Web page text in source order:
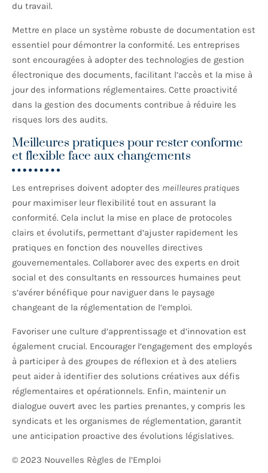
du travail.
Mettre en place un système robuste de documentation est
essentiel pour démontrer la conformité. Les entreprises
sont encouragées à adopter des technologies de gestion
électronique des documents, facilitant l’accès et la mise à
jour des informations réglementaires. Cette proactivité
dans la gestion des documents contribue à réduire les
risques lors des audits.
Meilleures pratiques pour rester conforme
et flexible face aux changements
Les entreprises doivent adopter des meilleures pratiques
pour maximiser leur flexibilité tout en assurant la
conformité. Cela inclut la mise en place de protocoles
clairs et évolutifs, permettant d’ajuster rapidement les
pratiques en fonction des nouvelles directives
gouvernementales. Collaborer avec des experts en droit
social et des consultants en ressources humaines peut
s’avérer bénéfique pour naviguer dans le paysage
changeant de la réglementation de l’emploi.
Favoriser une culture d’apprentissage et d’innovation est
également crucial. Encourager l’engagement des employés
à participer à des groupes de réflexion et à des ateliers
peut aider à identifier des solutions créatives aux défis
réglementaires et opérationnels. Enfin, maintenir un
dialogue ouvert avec les parties prenantes, y compris les
syndicats et les organismes de réglementation, garantit
une anticipation proactive des évolutions législatives.
© 2023 Nouvelles Règles de l’Emploi